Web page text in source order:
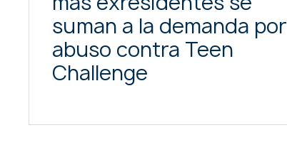
suman a la demanda por
abuso contra Teen
Challenge